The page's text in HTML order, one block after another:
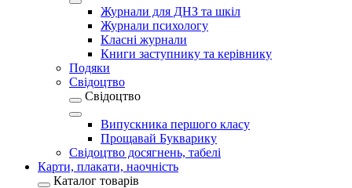
Журнали для ДНЗ та шкіл
Журнали психологу
Класні журнали
Книги заступнику та керівнику
Подяки
Свідоцтво
Свідоцтво
Випускника першого класу
Прощавай Букварику
Свідоцтво досягнень, табелі
Карти, плакати, наочність
Каталог товарів